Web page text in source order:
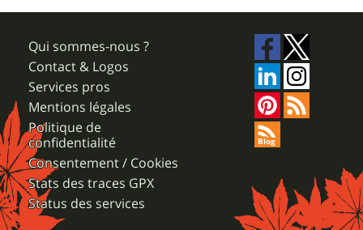
Qui sommes-nous ?
Contact & Logos
Services pros
Mentions légales
Politique de
confidentialité
Consentement / Cookies
Stats des traces GPX
Status des services